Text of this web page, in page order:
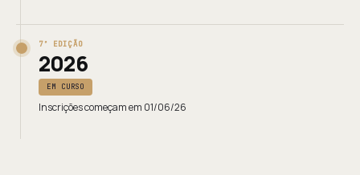
7ª EDIÇÃO
2026
EM CURSO
Inscrições começam em 01/06/26